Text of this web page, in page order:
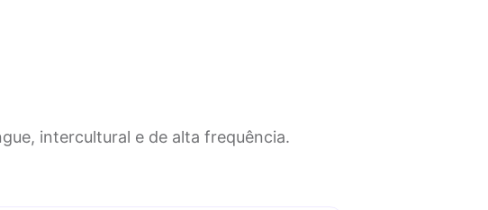
intercultural e de alta frequência.